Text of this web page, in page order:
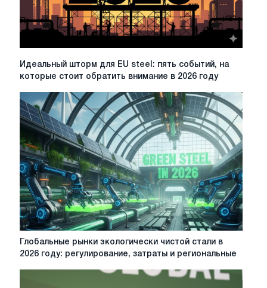
Идеальный
EU
steel:
пять
событий,
на
которые
стоит
обратить
внимание
в
2026
Идеальный шторм для EU steel: пять событий, на
которые стоит обратить внимание в 2026 году
Глобальные
рынки
Глобальные рынки экологически чистой стали в
2026 году: регулирование, затраты и региональные